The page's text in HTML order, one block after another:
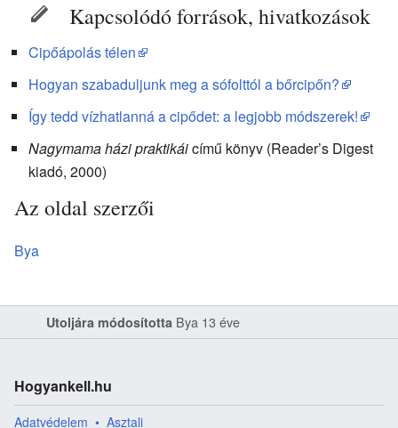
Kapcsolódó források, hivatkozások
Cipőápolás télen
Hogyan szabaduljunk meg a sófolttól a bőrcipőn?
Így tedd vízhatlanná a cipődet: a legjobb módszerek!
Nagymama házi praktikáicímű könyv (Reader’s Digest
kiadó, 2000)
Az oldal szerzői
Bya
Utoljára módosította Bya 13 éve
Hogyankell.hu
Adatvédelem Asztali